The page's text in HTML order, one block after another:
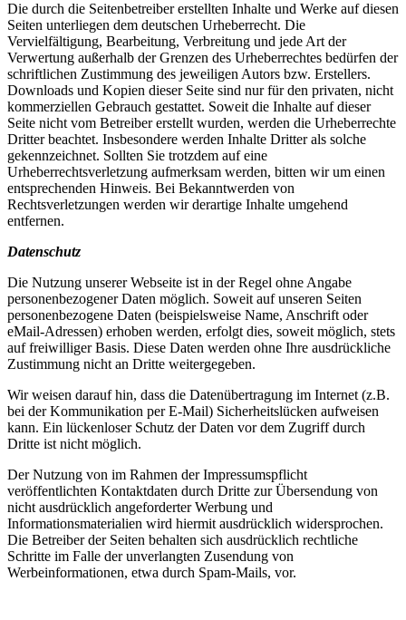
Die durch die Seitenbetreiber erstellten Inhalte und Werke auf diesen
Seiten unterliegen dem deutschen Urheberrecht. Die
Vervielfältigung, Bearbeitung, Verbreitung und jede Art der
Verwertung außerhalb der Grenzen des Urheberrechtes bedürfen der
schriftlichen Zustimmung des jeweiligen Autors bzw. Erstellers.
Downloads und Kopien dieser Seite sind nur für den privaten, nicht
kommerziellen Gebrauch gestattet. Soweit die Inhalte auf dieser
Seite nicht vom Betreiber erstellt wurden, werden die Urheberrechte
Dritter beachtet. Insbesondere werden Inhalte Dritter als solche
gekennzeichnet. Sollten Sie trotzdem auf eine
Urheberrechtsverletzung aufmerksam werden, bitten wir um einen
entsprechenden Hinweis. Bei Bekanntwerden von
Rechtsverletzungen werden wir derartige Inhalte umgehend
entfernen.
Datenschutz
Die Nutzung unserer Webseite ist in der Regel ohne Angabe
personenbezogener Daten möglich. Soweit auf unseren Seiten
personenbezogene Daten (beispielsweise Name, Anschrift oder
eMail-Adressen) erhoben werden, erfolgt dies, soweit möglich, stets
auf freiwilliger Basis. Diese Daten werden ohne Ihre ausdrückliche
Zustimmung nicht an Dritte weitergegeben.
Wir weisen darauf hin, dass die Datenübertragung im Internet (z.B.
bei der Kommunikation per E-Mail) Sicherheitslücken aufweisen
kann. Ein lückenloser Schutz der Daten vor dem Zugriff durch
Dritte ist nicht möglich.
Der Nutzung von im Rahmen der Impressumspflicht
veröffentlichten Kontaktdaten durch Dritte zur Übersendung von
nicht ausdrücklich angeforderter Werbung und
Informationsmaterialien wird hiermit ausdrücklich widersprochen.
Die Betreiber der Seiten behalten sich ausdrücklich rechtliche
Schritte im Falle der unverlangten Zusendung von
Werbeinformationen, etwa durch Spam-Mails, vor.